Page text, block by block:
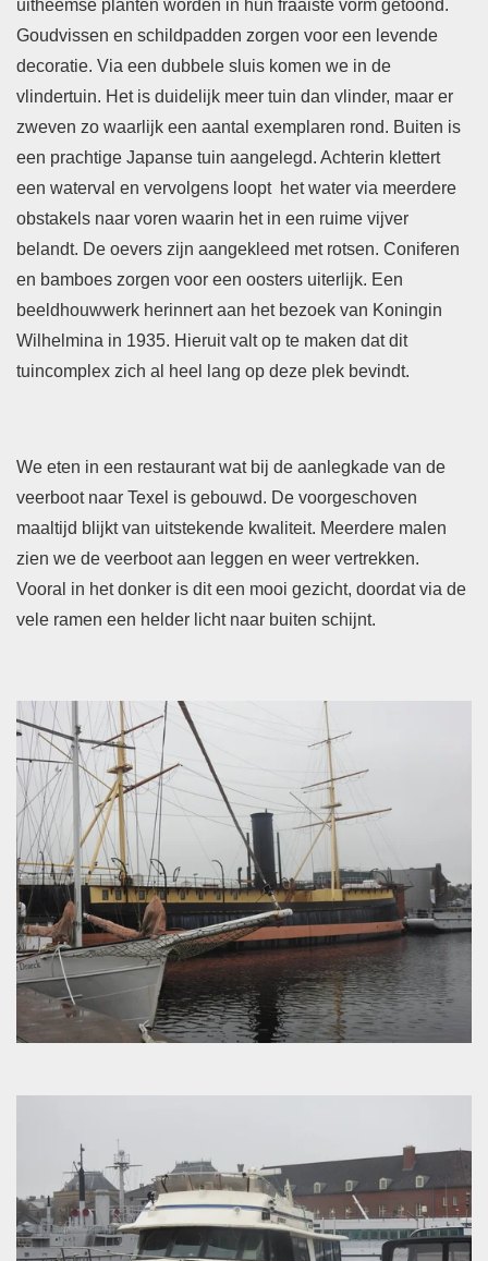
uitheemse planten worden in hun fraaiste vorm getoond.
Goudvissen en schildpadden zorgen voor een levende
decoratie. Via een dubbele sluis komen we in de
vlindertuin. Het is duidelijk meer tuin dan vlinder, maar er
zweven zo waarlijk een aantal exemplaren rond. Buiten is
een prachtige Japanse tuin aangelegd. Achterin klettert
een waterval en vervolgens loopt het water via meerdere
obstakels naar voren waarin het in een ruime vijver
belandt. De oevers zijn aangekleed met rotsen. Coniferen
en bamboes zorgen voor een oosters uiterlijk. Een
beeldhouwwerk herinnert aan het bezoek van Koningin
Wilhelmina in 1935. Hieruit valt op te maken dat dit
tuincomplex zich al heel lang op deze plek bevindt.
We eten in een restaurant wat bij de aanlegkade van de
veerboot naar Texel is gebouwd. De voorgeschoven
maaltijd blijkt van uitstekende kwaliteit. Meerdere malen
zien we de veerboot aan leggen en weer vertrekken.
Vooral in het donker is dit een mooi gezicht, doordat via de
vele ramen een helder licht naar buiten schijnt.